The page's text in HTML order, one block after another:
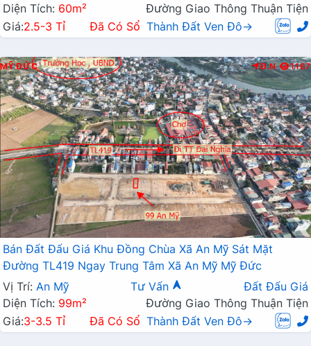
Diện Tích: 60m²
Đường Giao Thông Thuận Tiện
Giá:2.5-3 Tỉ Đã Có Sổ Thành Đất Ven Đô→
MỸ ĐỨC Đ.N 1167
Bán Đất Đấu Giá Khu Đồng Chùa Xã An Mỹ Sát Mặt
Đường TL419 Ngay Trung Tâm Xã An Mỹ Mỹ Đức
Vị Trí: An Mỹ Tư Vấn
Đất Đấu Giá
Diện Tích: 99m²
Đường Giao Thông Thuận Tiện
Giá:3-3.5 Tỉ Đã Có Sổ Thành Đất Ven Đô→